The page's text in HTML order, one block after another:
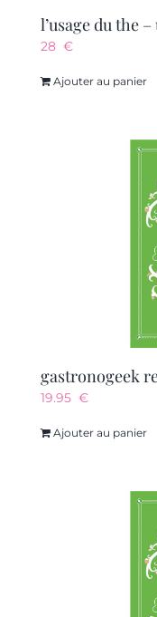
28 €
Ajouter au panier
gastronogeek
19.95 €
Ajouter au panier